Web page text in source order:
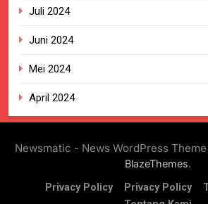
Juli 2024
Juni 2024
Mei 2024
April 2024
Newsmatic - News WordPress
BlazeThemes.
Privacy Policy Privacy Policy